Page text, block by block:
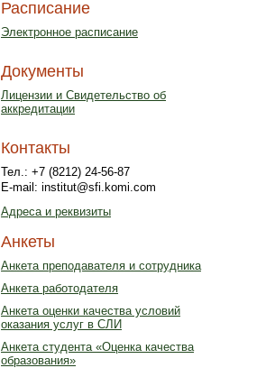
Расписание
Электронное расписание
Документы
Лицензии и Свидетельство об
аккредитации
Контакты
Тел.: +7 (8212) 24-56-87
E-mail: institut@sfi.komi.com
Адреса и реквизиты
Анкеты
Анкета преподавателя и сотрудника
Анкета работодателя
Анкета оценки качества условий
оказания услуг в СЛИ
Анкета студента «Оценка качества
образования»